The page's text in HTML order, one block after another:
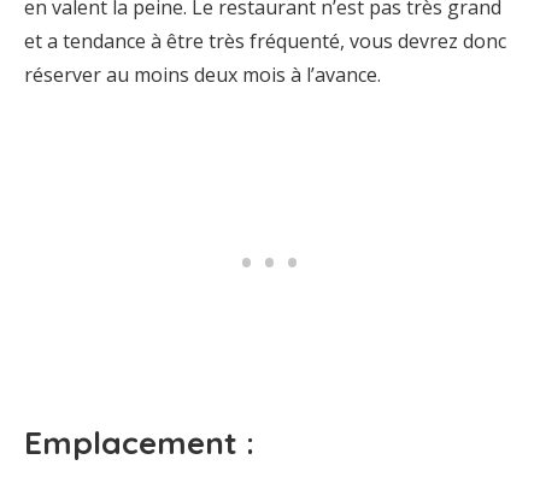
en valent la peine. Le restaurant n’est pas très grand
et a tendance à être très fréquenté, vous devrez donc
réserver au moins deux mois à l’avance.
Emplacement :